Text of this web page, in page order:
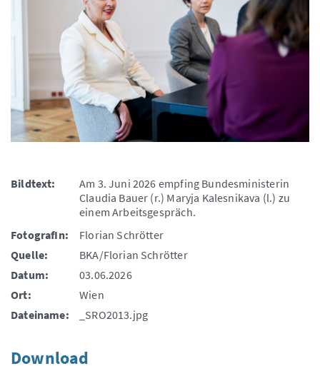
Bildtext:
Am 3. Juni 2026 empfing Bundesministerin
Claudia Bauer (r.) Maryja Kalesnikava (l.) zu
einem Arbeitsgespräch.
FotografIn:
Florian Schrötter
Quelle:
BKA/Florian Schrötter
Datum:
03.06.2026
Ort:
Wien
Dateiname:
_SRO2013.jpg
Download